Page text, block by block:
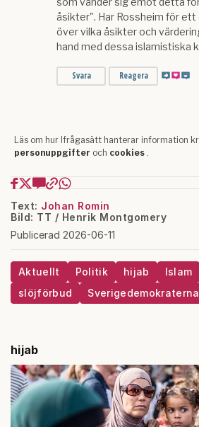
Text: Johan Romin
Bild: TT / Henrik Montgomery
Publicerad 2026-06-11
Aktuellt Politik hijab Islam
slöjförbud
Sverigedemokraterna
hijab